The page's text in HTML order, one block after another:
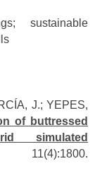
sustainable
J.; YEPES,
of buttressed
simulated
11(4):1800.